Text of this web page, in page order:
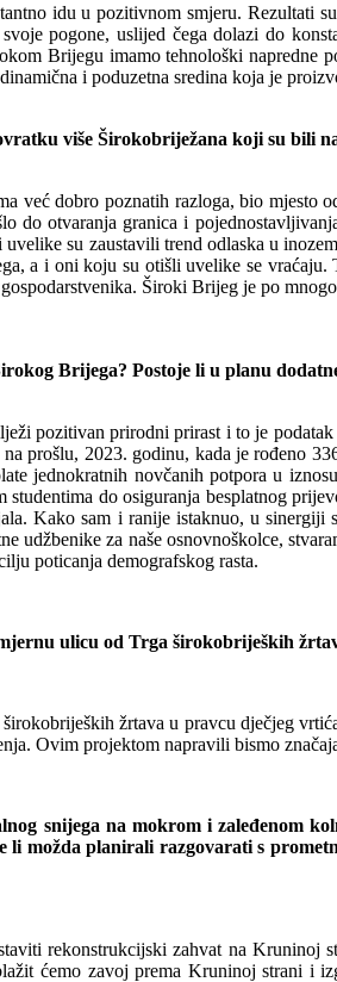
idu u pozitivnom smjeru. Rezultati
pogone, uslijed čega dolazi do
Brijegu imamo tehnološki
i poduzetna sredina koja je
više Širokobriježana koji su bili
već dobro poznatih razloga, bio
do otvaranja granica i
su zaustavili trend odlaska u
a i oni koju su otišli uvelike se
Široki Brijeg je po
Brijega? Postoje li u planu
pozitivan prirodni prirast i to je
prošlu, 2023. godinu, kada je rođeno
jednokratnih novčanih potpora u
studentima do osiguranja besplatnog
Kako sam i ranije istaknuo, u
udžbenike za naše osnovnoškolce,
poticanja demografskog rasta.
ulicu od Trga širokobrijeških
žrtava u pravcu dječjeg
Ovim projektom napravili bismo
snijega na mokrom i zaleđenom
li možda planirali razgovarati s
rekonstrukcijski zahvat na
ćemo zavoj prema Kruninoj strani i